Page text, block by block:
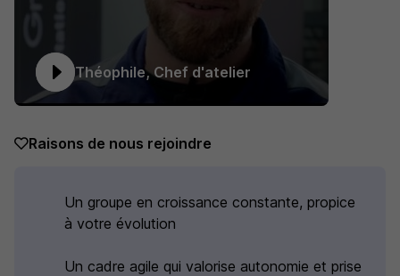
Théophile, Chef d'atelier
Raisons de nous rejoindre
Un groupe en croissance constante, propice
à votre évolution
Un cadre agile qui valorise autonomie et prise